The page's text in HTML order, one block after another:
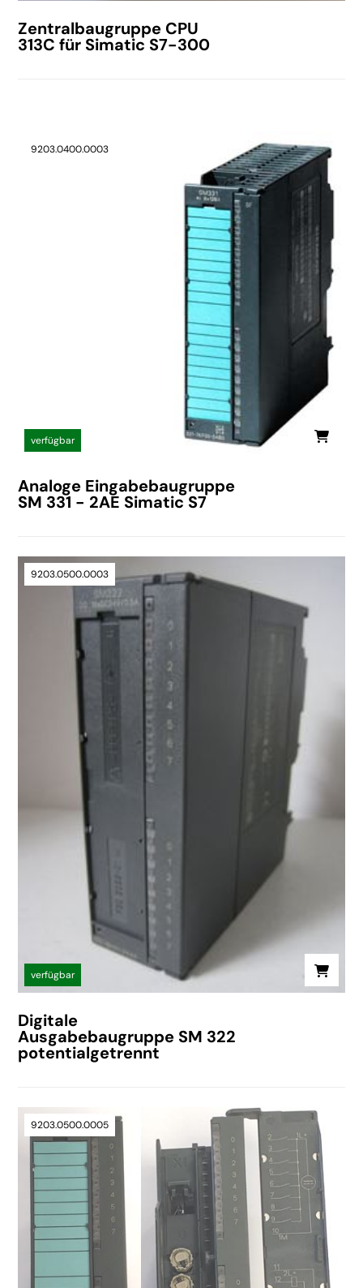
Zentralbaugruppe CPU
313C für Simatic S7-300
9203.0400.0003
verfügbar
Analoge Eingabebaugruppe
SM 331 - 2AE Simatic S7
9203.0500.0003
verfügbar
Digitale
Ausgabebaugruppe SM 322
potentialgetrennt
9203.0500.0005